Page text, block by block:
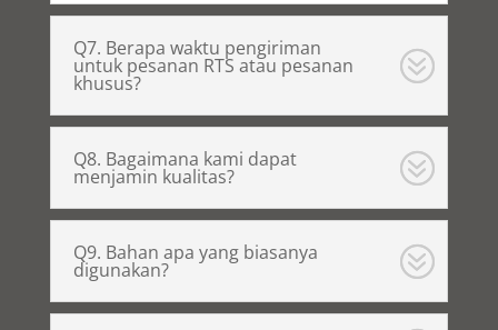
Q7. Berapa waktu pengiriman
untuk pesanan RTS atau pesanan
khusus?
Q8. Bagaimana kami dapat
menjamin kualitas?
Q9. Bahan apa yang biasanya
digunakan?